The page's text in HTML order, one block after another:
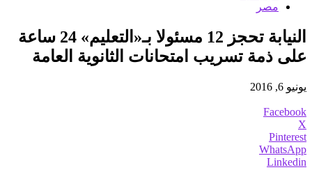
مصر
النيابة تحجز 12 مسئولا بـ«التعليم» 24 ساعة
على ذمة تسريب امتحانات الثانوية العامة
يونيو 6, 2016
Facebook
X
Pinterest
WhatsApp
Linkedin